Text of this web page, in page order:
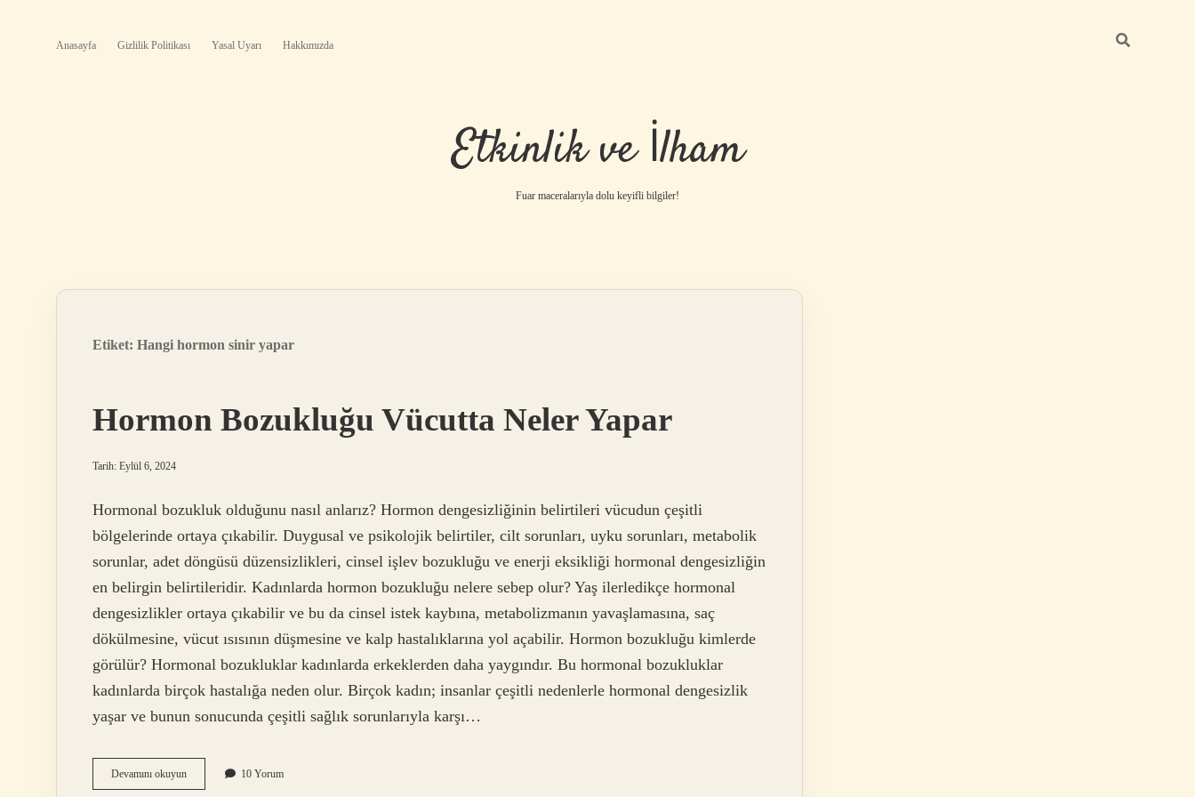
Anasayfa Gizlilik Politikası Yasal Uyarı Hakkımızda
Etkinlik ve İlham
Fuar maceralarıyla dolu keyifli bilgiler!
Etiket: Hangi hormon sinir yapar
Hormon Bozukluğu Vücutta Neler Yapar
Tarih: Eylül 6, 2024
Hormonal bozukluk olduğunu nasıl anlarız? Hormon dengesizliğinin belirtileri vücudun çeşitli
bölgelerinde ortaya çıkabilir. Duygusal ve psikolojik belirtiler, cilt sorunları, uyku sorunları, metabolik
sorunlar, adet döngüsü düzensizlikleri, cinsel işlev bozukluğu ve enerji eksikliği hormonal dengesizliğin
en belirgin belirtileridir. Kadınlarda hormon bozukluğu nelere sebep olur? Yaş ilerledikçe hormonal
dengesizlikler ortaya çıkabilir ve bu da cinsel istek kaybına, metabolizmanın yavaşlamasına, saç
dökülmesine, vücut ısısının düşmesine ve kalp hastalıklarına yol açabilir. Hormon bozukluğu kimlerde
görülür? Hormonal bozukluklar kadınlarda erkeklerden daha yaygındır. Bu hormonal bozukluklar
kadınlarda birçok hastalığa neden olur. Birçok kadın; insanlar çeşitli nedenlerle hormonal dengesizlik
yaşar ve bunun sonucunda çeşitli sağlık sorunlarıyla karşı…
Devamını okuyunHormon
Bozukluğu
10 Yorum